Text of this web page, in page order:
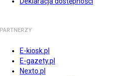
PARTNERZY
E-kiosk.pl
E-gazety.pl
Nexto.pl